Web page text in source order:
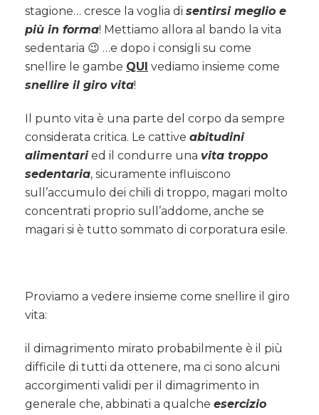
stagione… cresce la voglia di sentirsi meglio e
più in forma! Mettiamo allora al bando la vita
sedentaria 😉 …e dopo i consigli su come
snellire le gambe QUI vediamo insieme come
snellire il giro vita!
Il punto vita è una parte del corpo da sempre
considerata critica. Le cattive abitudini
alimentaried il condurre una vita troppo
sedentaria, sicuramente influiscono
sull’accumulo dei chili di troppo, magari molto
concentrati proprio sull’addome, anche se
magari si è tutto sommato di corporatura esile.
Proviamo a vedere insieme come snellire il giro
vita:
il dimagrimento mirato probabilmente è il più
difficile di tutti da ottenere, ma ci sono alcuni
accorgimenti validi per il dimagrimento in
generale che, abbinati a qualche esercizio